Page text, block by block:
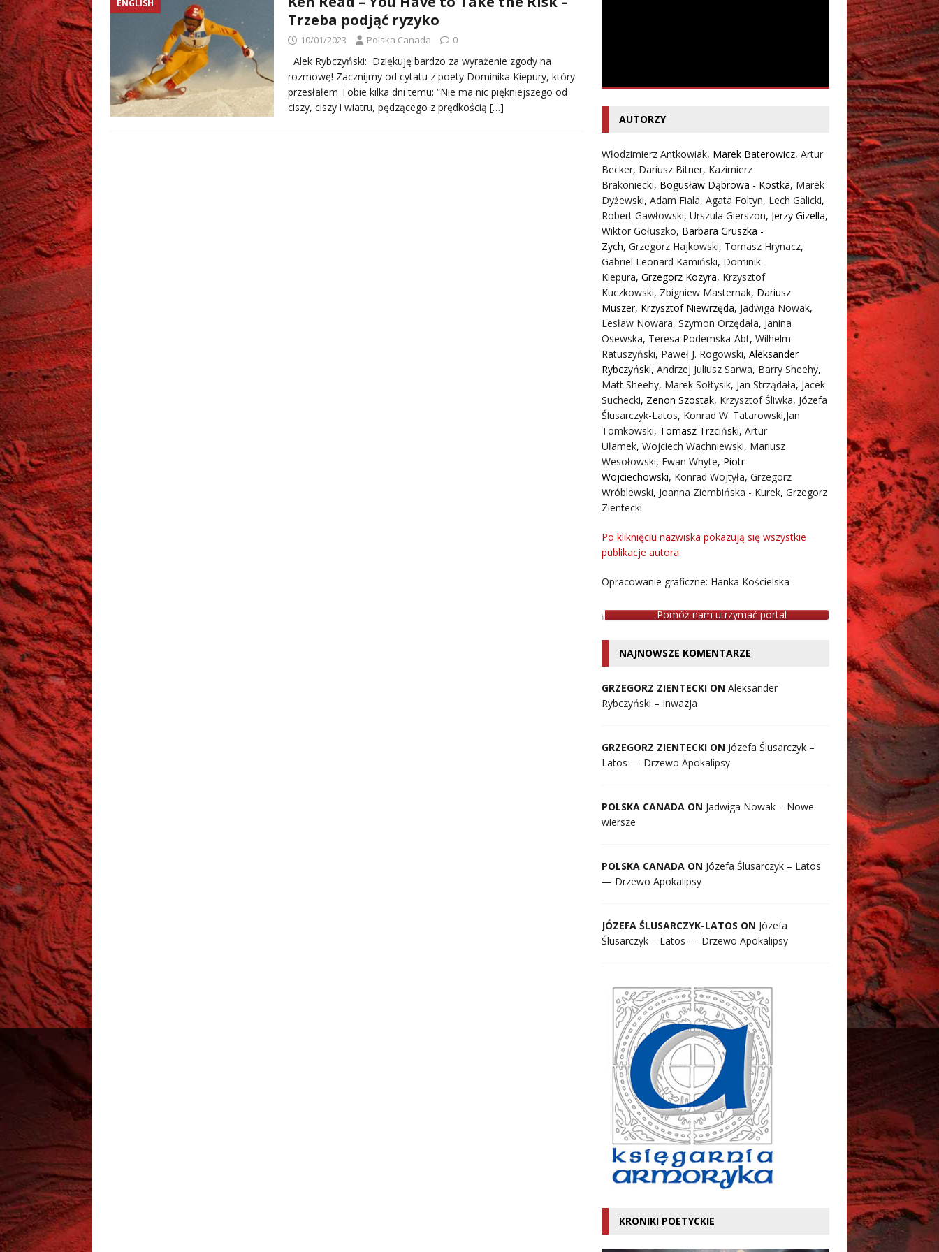
Grzegorz Zientecki – Dziennik – Wyspy Kanaryjskie FELIETON
ENGLISH
Trzeba podjąć ryzyko
10/01/2023 Polska Canada 0
Alek Rybczyński: Dziękuję bardzo za wyrażenie zgody na
rozmowę! Zacznijmy od cytatu z poety Dominika Kiepury, który
przesłałem Tobie kilka dni temu: “Nie ma nic piękniejszego od
ciszy, ciszy i wiatru, pędzącego z prędkością […]
AUTORZY
Włodzimierz Antkowiak, Marek Baterowicz, Artur
Becker, Dariusz Bitner, Kazimierz
Brakoniecki, Bogusław Dąbrowa - Kostka, Marek
Dyżewski, Adam Fiala, Agata Foltyn, Lech Galicki,
Robert Gawłowski, Urszula Gierszon, Jerzy Gizella,
Wiktor Gołuszko, Barbara Gruszka -
Zych, Grzegorz Hajkowski, Tomasz Hrynacz,
Gabriel Leonard Kamiński, Dominik
Kiepura, Grzegorz Kozyra, Krzysztof
Kuczkowski, Zbigniew Masternak, Dariusz
Muszer, Krzysztof Niewrzęda, Jadwiga Nowak,
Lesław Nowara, Szymon Orzędała, Janina
Osewska, Teresa Podemska-Abt, Wilhelm
Ratuszyński, Paweł J. Rogowski, Aleksander
Rybczyński, Andrzej Juliusz Sarwa, Barry Sheehy,
Matt Sheehy, Marek Sołtysik, Jan Strządała, Jacek
Suchecki, Zenon Szostak, Krzysztof Śliwka, Józefa
Ślusarczyk-Latos, Konrad W. Tatarowski,Jan
Tomkowski, Tomasz Trzciński, Artur
Ułamek, Wojciech Wachniewski, Mariusz
Wesołowski, Ewan Whyte, Piotr
Wojciechowski, Konrad Wojtyła, Grzegorz
Wróblewski, Joanna Ziembińska - Kurek, Grzegorz
Zientecki
Po kliknięciu nazwiska pokazują się wszystkie
publikacje autora
Opracowanie graficzne: Hanka Kościelska
Pomóż nam utrzymać portal
NAJNOWSZE KOMENTARZE
GRZEGORZ ZIENTECKI ON Aleksander
Rybczyński – Inwazja
GRZEGORZ ZIENTECKI ON Józefa Ślusarczyk –
Latos — Drzewo Apokalipsy
POLSKA CANADA ON Jadwiga Nowak – Nowe
wiersze
POLSKA CANADA ON Józefa Ślusarczyk – Latos
— Drzewo Apokalipsy
JÓZEFA ŚLUSARCZYK-LATOS ON Józefa
Ślusarczyk – Latos — Drzewo Apokalipsy
KRONIKI POETYCKIE